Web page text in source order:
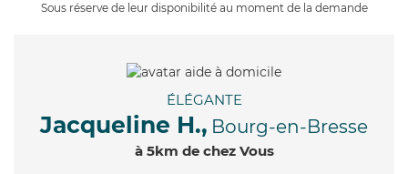
Sous réserve de leur disponibilité au moment de la demande
ÉLÉGANTE
Jacqueline H., Bourg-en-Bresse
à 5km de chez Vous